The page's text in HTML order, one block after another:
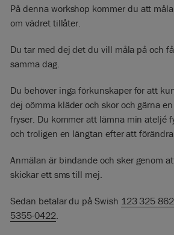
På denna workshop kommer du att
om vädret tillåter.
Du tar med dej det du vill måla på och
samma dag.
Du behöver inga förkunskaper för att
dej oömma kläder och skor och gärna
fryser. Du kommer att lämna min ateljé
och troligen en längtan efter att
Anmälan är bindande och sker genom
skickar ett sms till mej.
Sedan betalar du på Swish 123 325
5355-0422.